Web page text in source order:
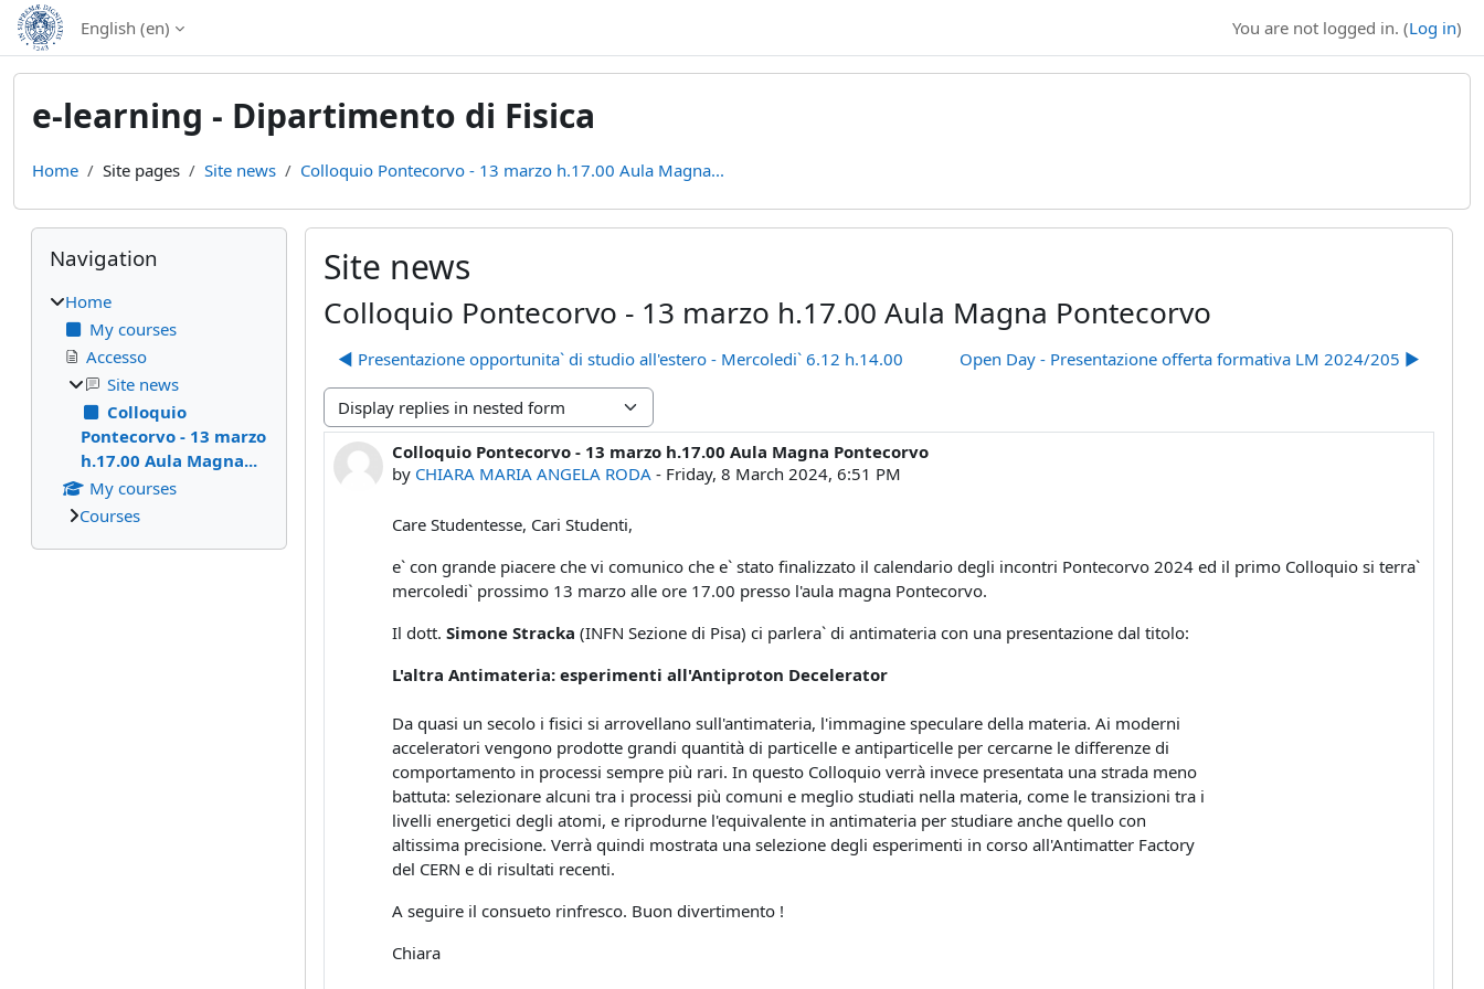
Skip to main content
English ‎(en)‎ You are not logged in. (Log in)
e-learning - Dipartimento di Fisica
Home Site pages Site news Colloquio Pontecorvo - 13 marzo h.17.00 Aula Magna...
Site news
Colloquio Pontecorvo - 13 marzo h.17.00 Aula Magna Pontecorvo
◀︎ Presentazione opportunita` di studio all'estero - Mercoledi` 6.12 h.14.00 Open Day - Presentazione offerta formativa LM 2024/205 ▶︎
Display mode
Colloquio Pontecorvo - 13 marzo h.17.00 Aula Magna Pontecorvo
by CHIARA MARIA ANGELA RODA - Friday, 8 March 2024, 6:51 PM
Number of replies: 0
Care Studentesse, Cari Studenti,
e` con grande piacere che vi comunico che e` stato finalizzato il calendario degli incontri Pontecorvo 2024 ed il primo Colloquio si terra`
mercoledi` prossimo 13 marzo alle ore 17.00 presso l'aula magna Pontecorvo.
Il dott. Simone Stracka (INFN Sezione di Pisa) ci parlera` di antimateria con una presentazione dal titolo:
L'altra Antimateria: esperimenti all'Antiproton Decelerator
Da quasi un secolo i fisici si arrovellano sull'antimateria, l'immagine speculare della materia. Ai moderni
acceleratori vengono prodotte grandi quantità di particelle e antiparticelle per cercarne le differenze di
comportamento in processi sempre più rari. In questo Colloquio verrà invece presentata una strada meno
battuta: selezionare alcuni tra i processi più comuni e meglio studiati nella materia, come le transizioni tra i
livelli energetici degli atomi, e riprodurne l'equivalente in antimateria per studiare anche quello con
altissima precisione. Verrà quindi mostrata una selezione degli esperimenti in corso all'Antimatter Factory
del CERN e di risultati recenti.
A seguire il consueto rinfresco. Buon divertimento !
Chiara
Blocks
Skip Navigation
Navigation
Home
My courses
Accesso
Site news
Colloquio
Pontecorvo - 13 marzo
h.17.00 Aula Magna...
My courses
Courses